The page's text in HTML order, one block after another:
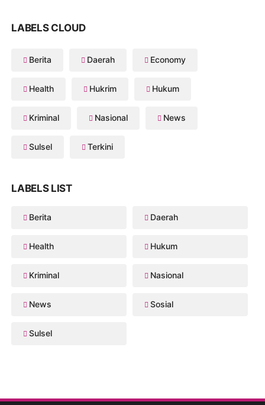
LABELS CLOUD
Berita Daerah Economy
Health Hukrim Hukum
Kriminal Nasional News
Sulsel Terkini
LABELS LIST
Berita Daerah
Health Hukum
Kriminal Nasional
News Sosial
Sulsel